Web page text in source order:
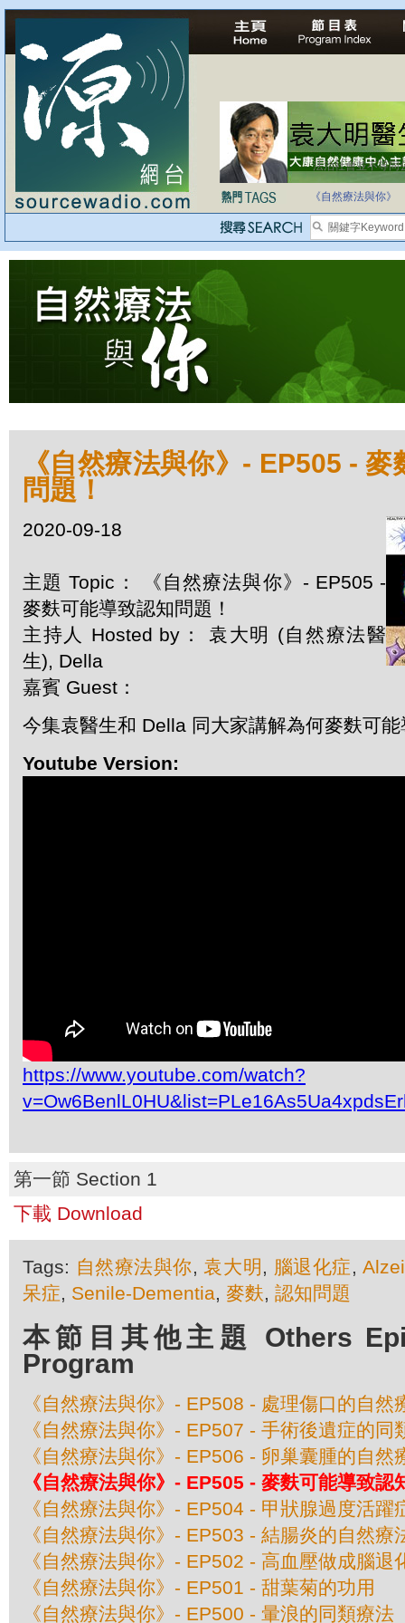
法治社會並不等同
《自然療法與你》
《自然療法與你》- EP505 -
問題！
2020-09-18
主題 Topic： 《自然療法與你》- EP505 -
麥麩可能導致認知問題！
主持人 Hosted by： 袁大明 (自然療法醫
生), Della
嘉賓 Guest：
今集袁醫生和 Della 同大家講解為何麥麩可
Youtube Version:
https://www.youtube.com/watch?
第一節 Section 1
下載 Download
Tags: 自然療法與你,袁大明 , 腦退化症,
呆症, Senile-Dementia, 麥麩, 認知問題
本節目其他主題 Others
Program
《自然療法與你》- EP508 - 處理傷口的自然
《自然療法與你》- EP507 - 手術後遺症的同
《自然療法與你》- EP506 - 卵巢囊腫的自然
《自然療法與你》- EP505 - 麥麩可能導致認
《自然療法與你》- EP504 - 甲狀腺過度活躍
《自然療法與你》- EP503 - 結腸炎的自然療
《自然療法與你》- EP502 - 高血壓做成腦退
《自然療法與你》- EP501 - 甜葉菊的功用
《自然療法與你》- EP500 - 暈浪的同類療法